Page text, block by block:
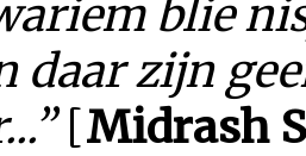
blie
daar zijn
[Midrash